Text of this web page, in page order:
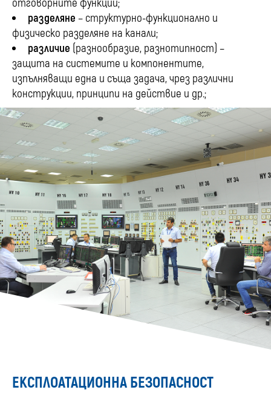
отговорните функции;
разделяне – структурно-функционално и
физическо разделяне на канали;
различие (разнообразие, разнотипност) –
защита на системите и компонентите,
изпълняващи една и съща задача, чрез различни
конструкции, принципи на действие и др.;
ЕКСПЛОАТАЦИОННА БЕЗОПАСНОСТ